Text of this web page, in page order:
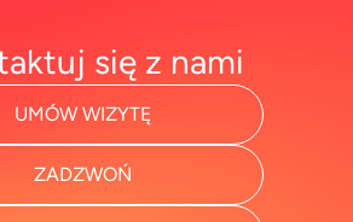
się z nami
UMÓW WIZYTĘ
ZADZWOŃ